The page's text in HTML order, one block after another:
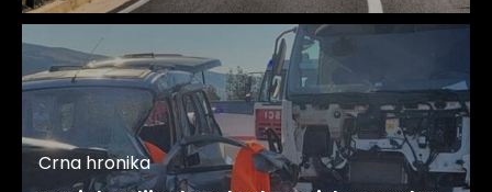
Crna hronika